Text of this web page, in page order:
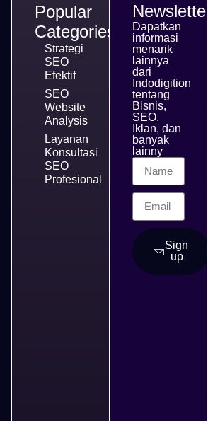
Popular
Categories
Strategi
SEO
Efektif
SEO
Website
Analysis
Layanan
Konsultasi
SEO
Profesional
Newsletter
Dapatkan
informasi
menarik
lainnya
dari
Indodigition
tentang
Bisnis,
SEO,
Iklan, dan
banyak
lainny
Sign
up